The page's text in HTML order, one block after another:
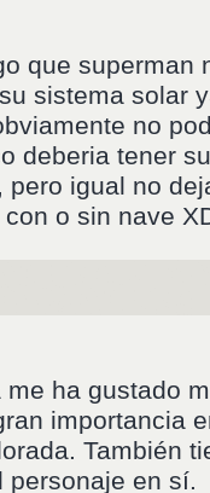
que superman
sistema solar
no
deberia tener
pero igual no
o sin nave
ha gustado
importancia
También
personaje en sí.